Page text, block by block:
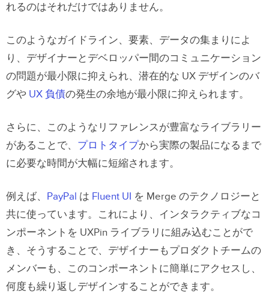
れるのはそれだけではありません。
このようなガイドライン、要素、データの集まりによ
り、デザイナーとデベロッパー間のコミュニケーション
の問題が最小限に抑えられ、潜在的な UX デザインのバ
グや UX 負債の発生の余地が最小限に抑えられます。
さらに、このようなリファレンスが豊富なライブラリー
があることで、 プロトタイプから実際の製品になるまで
に必要な時間が大幅に短縮されます。
例えば、 PayPal は Fluent UI を Merge のテクノロジーと
共に使っています。これにより、インタラクティブなコ
ンポーネントを UXPin ライブラリに組み込むことがで
き、そうすることで、デザイナーもプロダクトチームの
メンバーも、このコンポーネントに簡単にアクセスし、
何度も繰り返しデザインすることができます。